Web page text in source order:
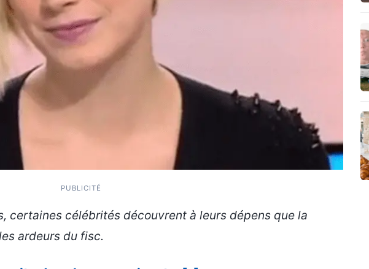
PUBLICITÉ
certaines célébrités découvrent à leurs dépens que la
ardeurs du fisc.